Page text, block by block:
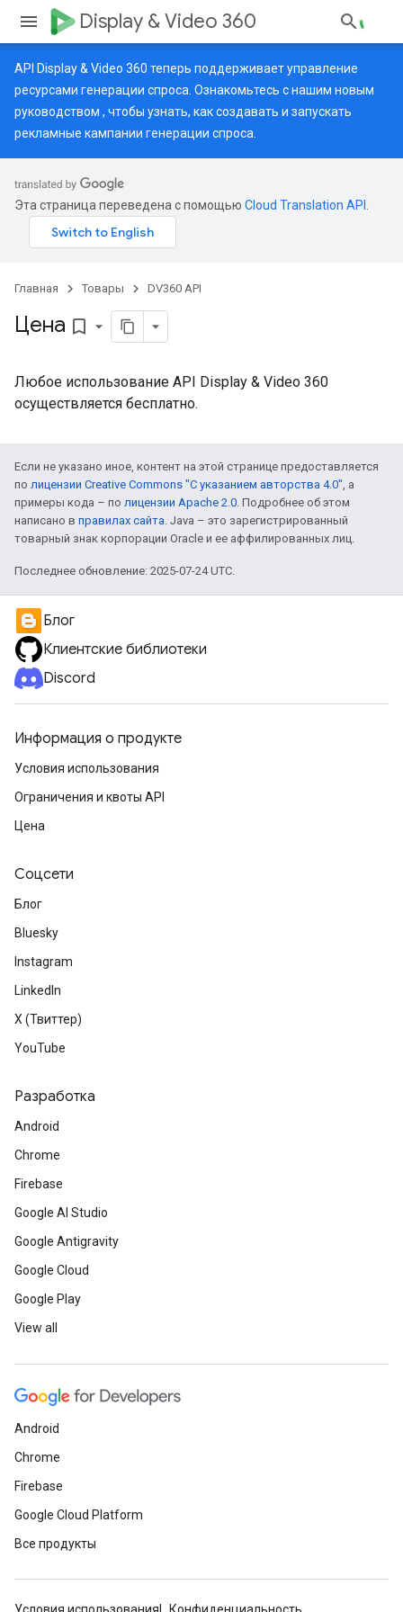
Display & Video 360
API Display & Video 360 теперь поддерживает управление
ресурсами генерации спроса. Ознакомьтесь с нашим новым
руководством , чтобы узнать, как создавать и запускать
рекламные кампании генерации спроса.
Эта страница переведена с помощью Cloud Translation API
Главная Товары DV360 API
Цена bookmark_border
Любое использование API Display & Video 360
осуществляется бесплатно.
Если не указано иное, контент на этой странице предоставляется
по лицензии Creative Commons "С указанием авторства 4.0", а
примеры кода – по лицензии Apache 2.0. Подробнее об этом
написано в правилах сайта. Java – это зарегистрированный
товарный знак корпорации Oracle и ее аффилированных лиц.
Последнее обновление: 2025-07-24 UTC.
Блог
Клиентские библиотеки
Discord
Информация о продукте
Условия использования
Ограничения и квоты API
Цена
Соцсети
Блог
Bluesky
Instagram
LinkedIn
X (Твиттер)
YouTube
Разработка
Android
Chrome
Firebase
Google AI Studio
Google Antigravity
Google Cloud
Google Play
View all
Android
Chrome
Firebase
Google Cloud Platform
Все продукты